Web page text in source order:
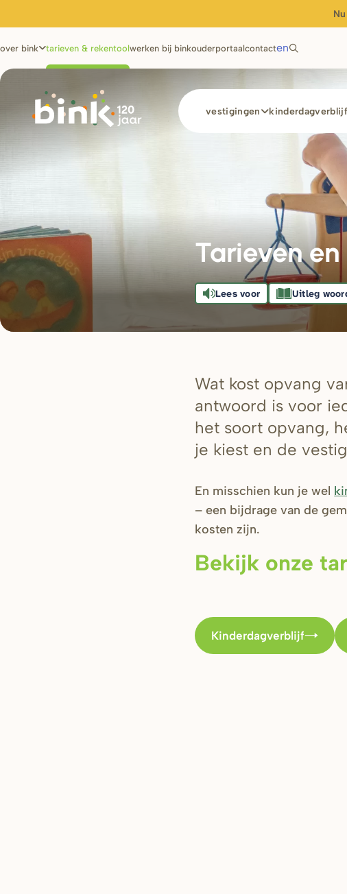
over bink tarieven & rekentoolwerken bij binkouderportaalcontacten
Main
navigationvestigingen kinderdagverblijf
Tarieven
Lees voor Uitleg
Wat kost opvang
antwoord is voor
het soort opvang,
je kiest en de
En misschien kun je wel
– een bijdrage van de
kosten zijn.
Bekijk onze
Kinderdagverblijf